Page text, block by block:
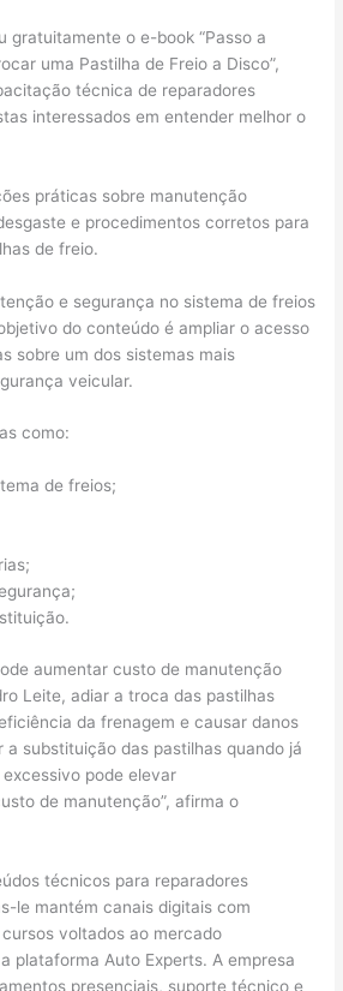
gratuitamente o e-book “Passo a
uma Pastilha de Freio a Disco”,
técnica de reparadores
interessados em entender melhor o
práticas sobre manutenção
e procedimentos corretos para
de freio.
e segurança no sistema de freios
do conteúdo é ampliar o acesso
sobre um dos sistemas mais
veicular.
como:
de freios;
aumentar custo de manutenção
Leite, adiar a troca das pastilhas
da frenagem e causar danos
a substituição das pastilhas quando já
pode elevar
de manutenção”, afirma o
técnicos para reparadores
le mantém canais digitais com
voltados ao mercado
plataforma Auto Experts. A empresa
presenciais, suporte técnico e